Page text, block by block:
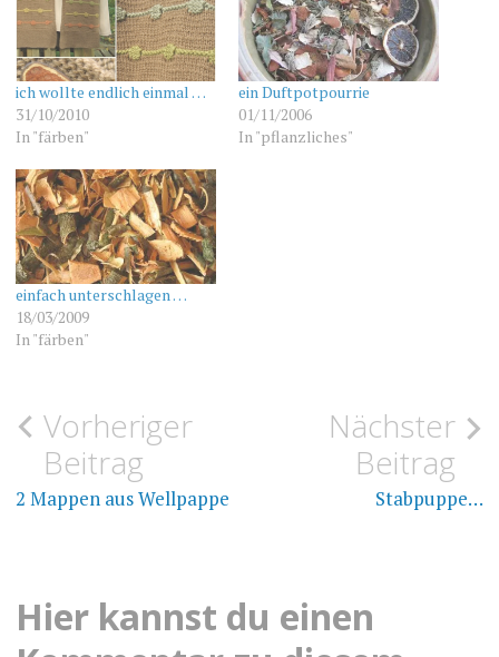
ich wollte endlich einmal …
31/10/2010
In "färben"
ein Duftpotpourrie
01/11/2006
In "pflanzliches"
einfach unterschlagen …
18/03/2009
In "färben"
PFLANZLICHES
POTPOURRI
WEIHNACHTEN
Beitragsnavigation
Vorheriger
Beitrag
2 Mappen aus Wellpappe
Nächster
Beitrag
Stabpuppe…
Hier kannst du einen